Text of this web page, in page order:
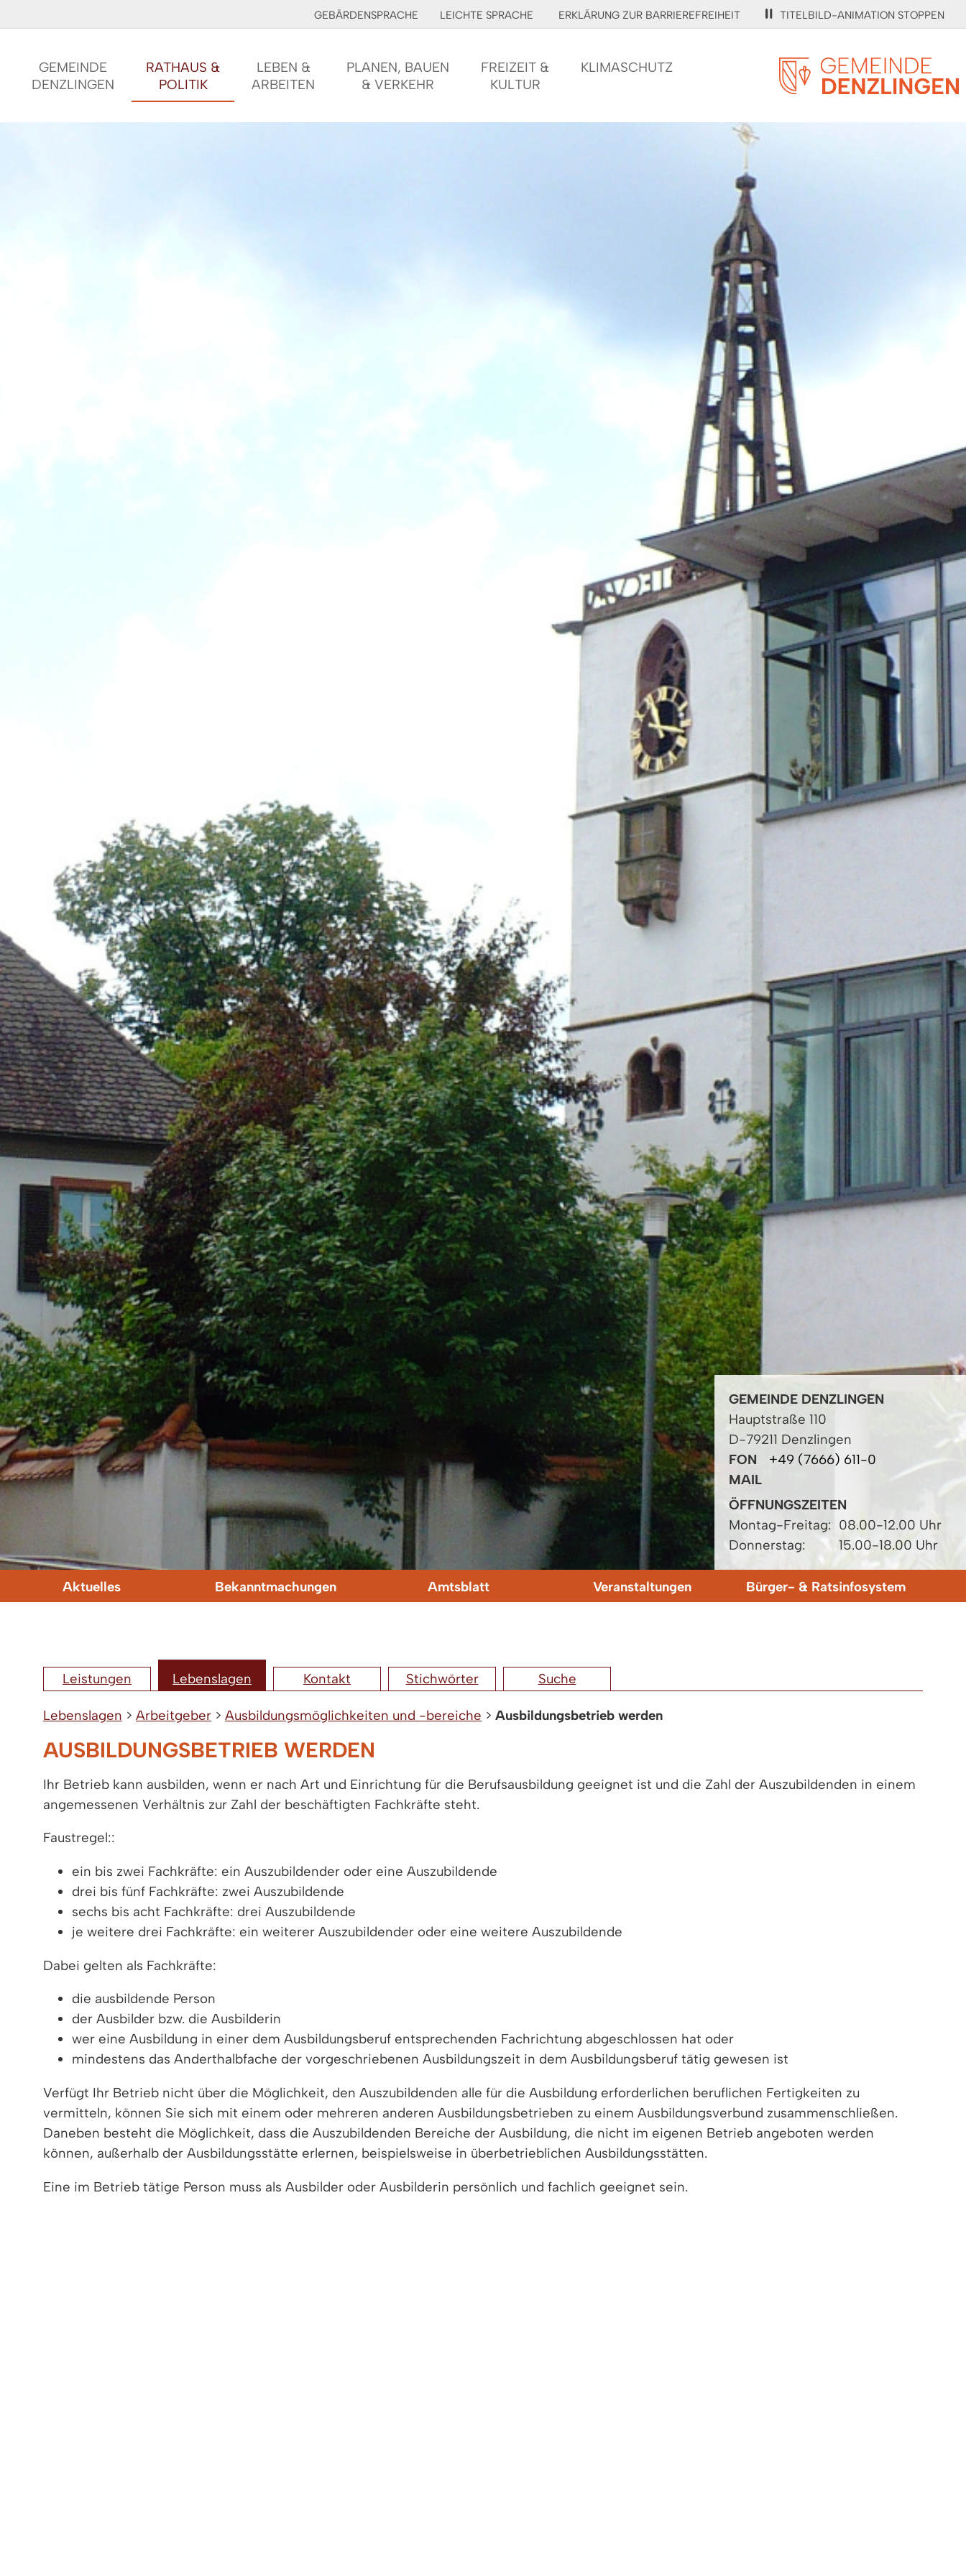
GEBÄRDENSPRACHE LEICHTE SPRACHE ERKLÄRUNG ZUR BARRIEREFREIHEIT TITELBILD-ANIMATION STOPPEN
GEMEINDE
DENZLINGEN
RATHAUS &
POLITIK
LEBEN &
ARBEITEN
PLANEN, BAUEN
& VERKEHR
FREIZEIT &
KULTUR
KLIMASCHUTZ
GEMEINDE DENZLINGEN
Hauptstraße 110
D-79211 Denzlingen
FON
+49 (7666) 611-0
MAIL
ÖFFNUNGSZEITEN
Montag-Freitag: 08.00-12.00 Uhr
Donnerstag:
15.00-18.00 Uhr
Aktuelles Bekanntmachungen Amtsblatt Veranstaltungen Bürger- & Ratsinfosystem
Leistungen Lebenslagen Kontakt Stichwörter Suche
Lebenslagen > Arbeitgeber > Ausbildungsmöglichkeiten und -bereiche > Ausbildungsbetrieb werden
AUSBILDUNGSBETRIEB WERDEN
Ihr Betrieb kann ausbilden, wenn er nach Art und Einrichtung für die Berufsausbildung geeignet ist und die Zahl der Auszubildenden in einem
angemessenen Verhältnis zur Zahl der beschäftigten Fachkräfte steht.
Faustregel::
ein bis zwei Fachkräfte: ein Auszubildender oder eine Auszubildende
drei bis fünf Fachkräfte: zwei Auszubildende
sechs bis acht Fachkräfte: drei Auszubildende
je weitere drei Fachkräfte: ein weiterer Auszubildender oder eine weitere Auszubildende
Dabei gelten als Fachkräfte:
die ausbildende Person
der Ausbilder bzw. die Ausbilderin
wer eine Ausbildung in einer dem Ausbildungsberuf entsprechenden Fachrichtung abgeschlossen hat oder
mindestens das Anderthalbfache der vorgeschriebenen Ausbildungszeit in dem Ausbildungsberuf tätig gewesen ist
Verfügt Ihr Betrieb nicht über die Möglichkeit, den Auszubildenden alle für die Ausbildung erforderlichen beruflichen Fertigkeiten zu
vermitteln, können Sie sich mit einem oder mehreren anderen Ausbildungsbetrieben zu einem Ausbildungsverbund zusammenschließen.
Daneben besteht die Möglichkeit, dass die Auszubildenden Bereiche der Ausbildung, die nicht im eigenen Betrieb angeboten werden
können, außerhalb der Ausbildungsstätte erlernen, beispielsweise in überbetrieblichen Ausbildungsstätten.
Eine im Betrieb tätige Person muss als Ausbilder oder Ausbilderin persönlich und fachlich geeignet sein.